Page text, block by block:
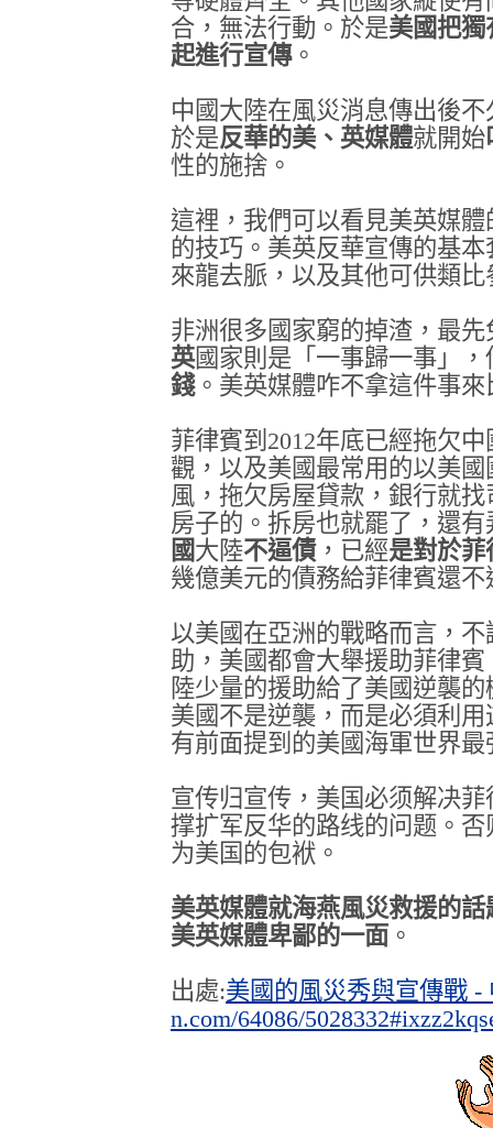
合，無法行動。於是美國把獨
起進行宣傳。
中國大陸在風災消息傳出後
於是反華的美、英媒體就開始
性的施捨。
這裡，我們可以看見美英媒
的技巧。美英反華宣傳的基
來龍去脈，以及其他可供類
非洲很多國家窮的掉渣，最
英國家則是「一事歸一事」，
錢。美英媒體咋不拿這件事來
菲律賓到2012年底已經拖欠
觀，以及美國最常用的以美
風，拖欠房屋貸款，銀行就
房子的。拆房也就罷了，還
國大陸不逼債，已經是對於菲
幾億美元的債務給菲律賓還不
以美國在亞洲的戰略而言，
助，美國都會大舉援助菲律
陸少量的援助給了美國逆襲
美國不是逆襲，而是必須利
有前面提到的美國海軍世界
宣传归宣传，美国必须解决
撑扩军反华的路线的问题。
为美国的包袱。
美英媒體就海燕風災救援的
美英媒體卑鄙的一面 。
出處:美國的風災秀與宣傳戰 -
n.com/64086/